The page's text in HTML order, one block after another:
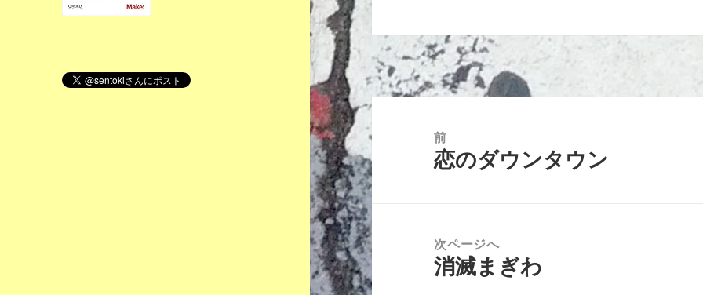
投
稿
ナ
ビ
シ
ョ
前
前
恋のダウンタウン
次ページへ
次
消滅まぎわ